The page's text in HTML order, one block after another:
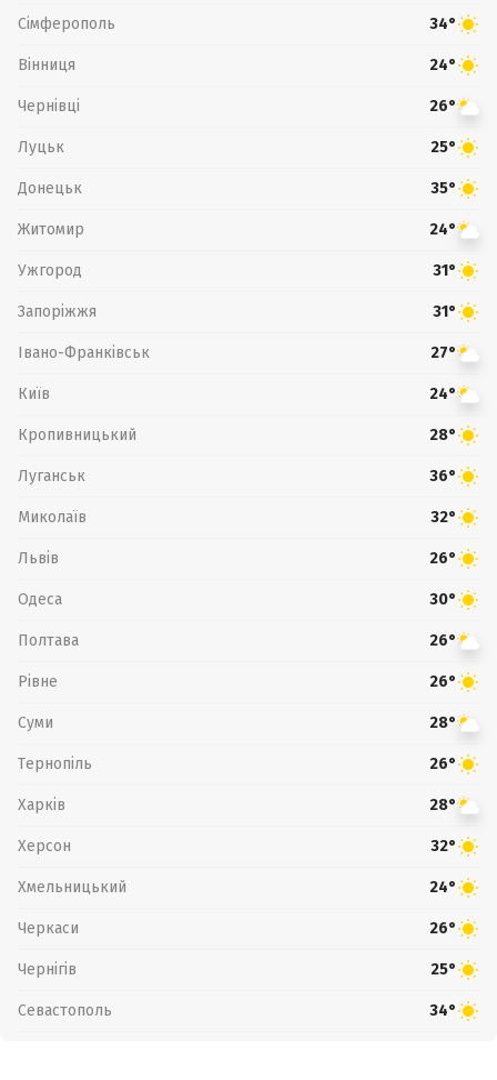
Сімферополь 34°
Вінниця 24°
Чернівці 26°
Луцьк 25°
Донецьк 35°
Житомир 24°
Ужгород 31°
Запоріжжя 31°
Івано-Франківськ 27°
Київ 24°
Кропивницький 28°
Луганськ 36°
Миколаїв 32°
Львів 26°
Одеса 30°
Полтава 26°
Рівне 26°
Суми 28°
Тернопіль 26°
Харків 28°
Херсон 32°
Хмельницький 24°
Черкаси 26°
Чернігів 25°
Севастополь 34°